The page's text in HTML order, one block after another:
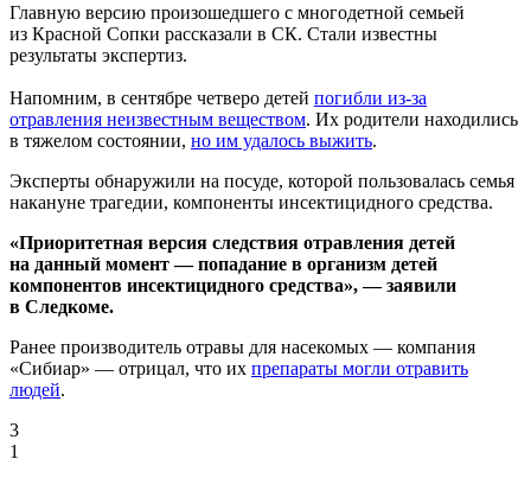
Главную версию произошедшего с многодетной семьей
из Красной Сопки рассказали в СК. Стали известны
результаты экспертиз.
Напомним, в сентябре четверо детей погибли из-за
отравления неизвестным веществом. Их родители находились
в тяжелом состоянии, но им удалось выжить.
Эксперты обнаружили на посуде, которой пользовалась семья
накануне трагедии, компоненты инсектицидного средства.
«Приоритетная версия следствия отравления детей
на данный момент — попадание в организм детей
компонентов инсектицидного средства», — заявили
в Следкоме.
Ранее производитель отравы для насекомых — компания
«Сибиар» — отрицал, что их препараты могли отравить
людей.
3
1